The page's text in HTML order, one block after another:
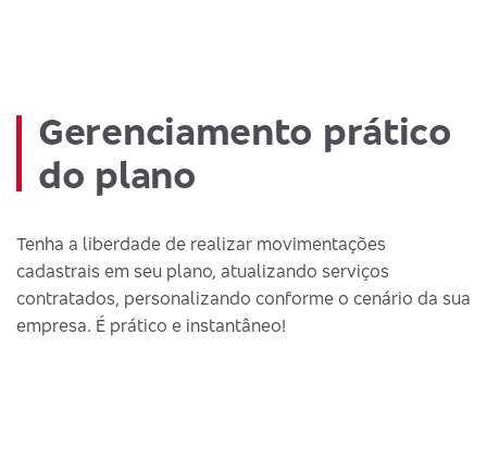
Gerenciamento prático
do plano
Tenha a liberdade de realizar movimentações
cadastrais em seu plano, atualizando serviços
contratados, personalizando conforme o cenário da sua
empresa. É prático e instantâneo!